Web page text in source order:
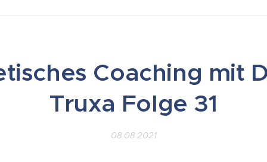
Coaching mit
Truxa Folge 31
08.08.2021